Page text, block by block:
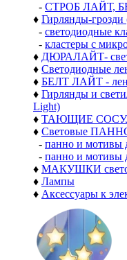
- СТРОБ ЛАЙТ,
♦ Гирлянды-грозди
- светодиодные
- кластеры с
♦ ДЮРАЛАЙТ-
♦ Светодиодные
♦ БЕЛТ ЛАЙТ -
♦ Гирлянды и
Light)
♦ ТАЮЩИЕ
♦ Световые
- панно и мотивы
- панно и мотивы
♦ МАКУШКИ
♦ Лампы
♦ Аксессуары к